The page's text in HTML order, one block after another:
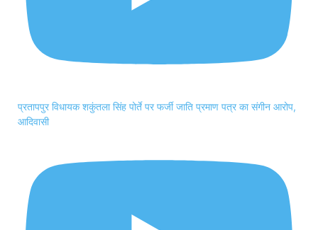
प्रतापपुर विधायक शकुंतला सिंह पोर्ते पर फर्जी जाति प्रमाण पत्र का संगीन आरोप,
आदिवासी